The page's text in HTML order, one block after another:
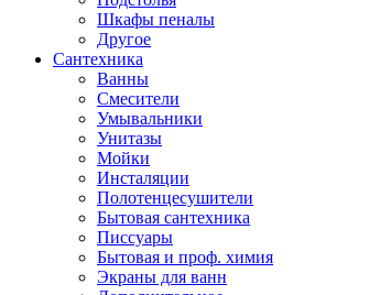
Шкафы пеналы
Другое
Сантехника
Ванны
Смесители
Умывальники
Унитазы
Мойки
Инсталяции
Полотенцесушители
Бытовая сантехника
Писсуары
Бытовая и проф. химия
Экраны для ванн